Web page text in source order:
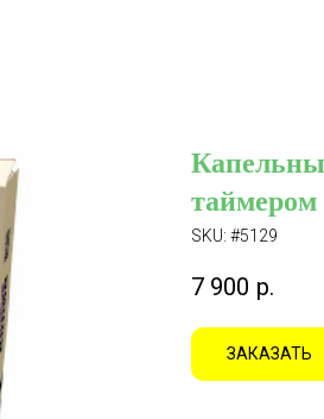
таймером
SKU: #5129
7 900 р.
ЗАКАЗАТЬ